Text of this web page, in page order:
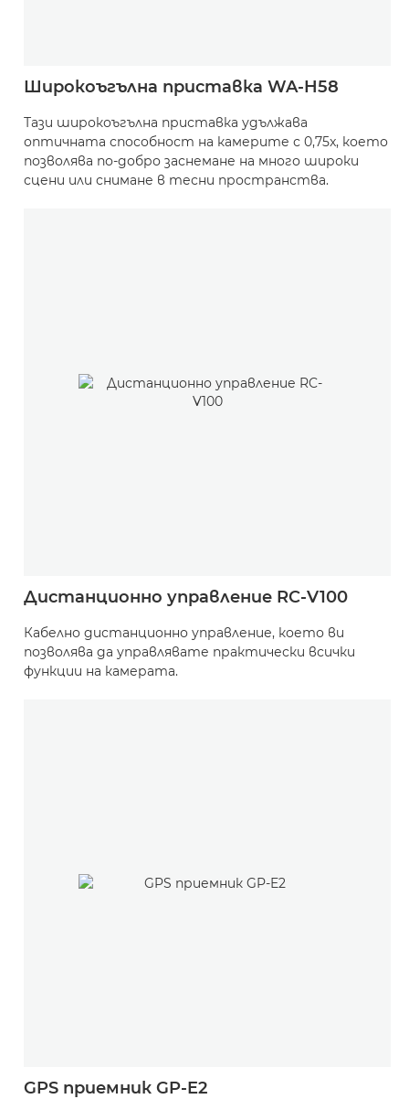
Широкоъгълна приставка WA-H58
Тази широкоъгълна приставка удължава
оптичната способност на камерите с 0,75x, което
позволява по-добро заснемане на много широки
сцени или снимане в тесни пространства.
Дистанционно управление RC-V100
Кабелно дистанционно управление, което ви
позволява да управлявате практически всички
функции на камерата.
GPS приемник GP-E2